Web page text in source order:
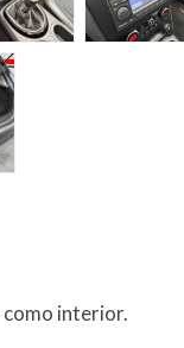
como interior.